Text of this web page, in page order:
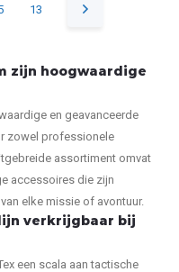
13
zijn hoogwaardige
en geavanceerde
zowel professionele
assortiment omvat
accessoires die zijn
elke missie of avontuur.
verkrijgbaar bij
een scala aan tactische